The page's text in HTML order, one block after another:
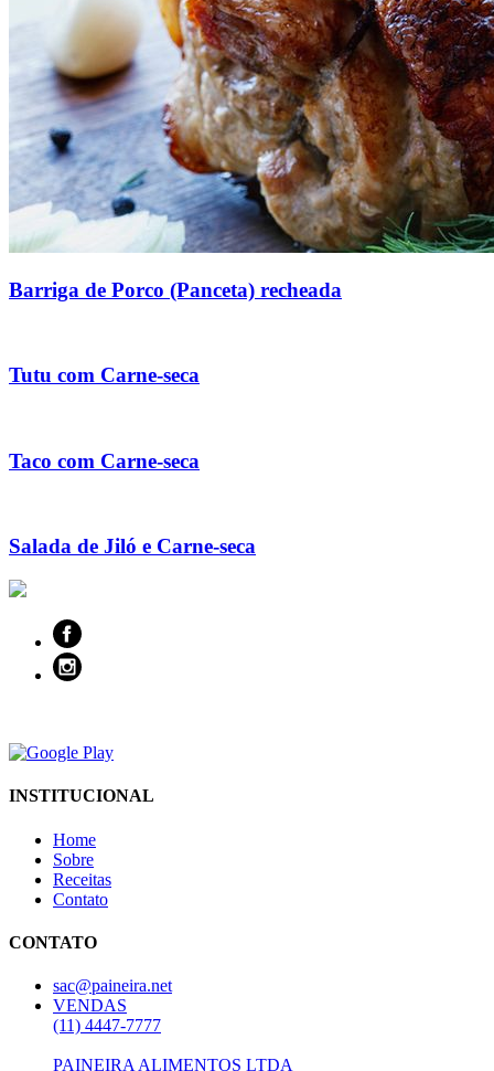
Barriga de Porco (Panceta) recheada
Tutu com Carne-seca
Taco com Carne-seca
Salada de Jiló e Carne-seca
INSTITUCIONAL
Home
Sobre
Receitas
Contato
CONTATO
sac@paineira.net
VENDAS
(11) 4447-7777
PAINEIRA ALIMENTOS LTDA